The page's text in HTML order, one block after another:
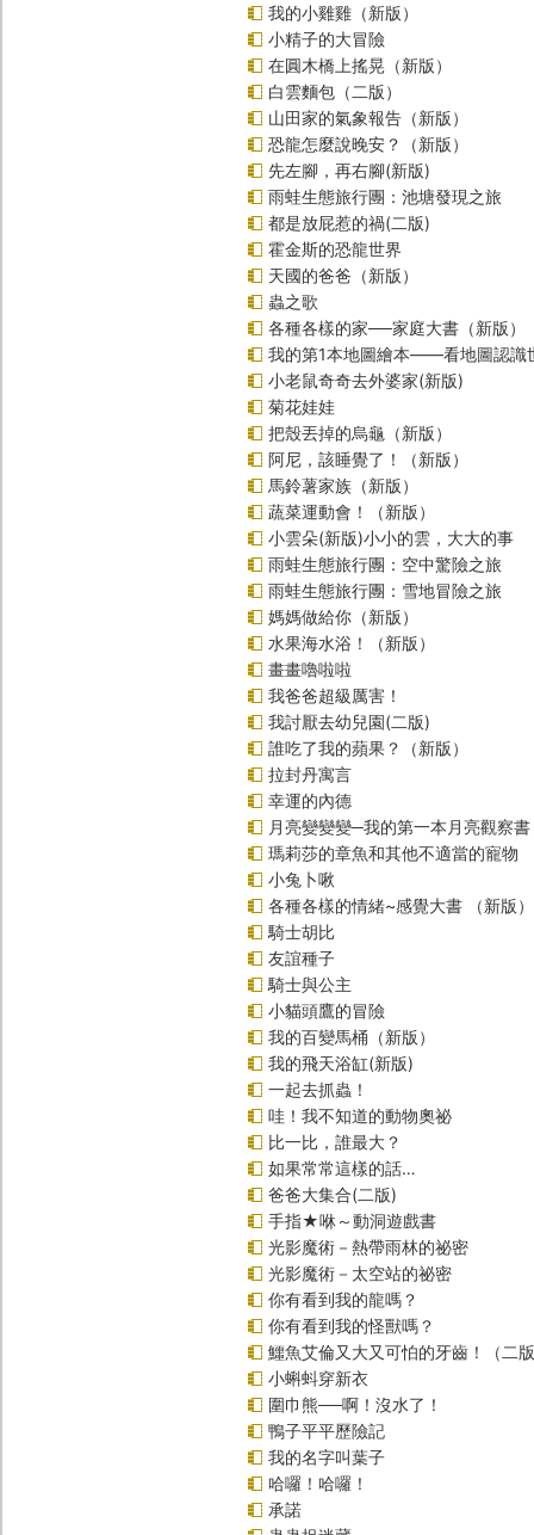
我的小雞雞（新版）
小精子的大冒險
在圓木橋上搖晃（新版）
白雲麵包（二版）
山田家的氣象報告（新版）
恐龍怎麼說晚安？（新版）
先左腳，再右腳(新版)
雨蛙生態旅行團：池塘發現之旅
都是放屁惹的禍(二版)
霍金斯的恐龍世界
天國的爸爸（新版）
蟲之歌
各種各樣的家──家庭大書（新版）
我的第1本地圖繪本――看地圖認識
小老鼠奇奇去外婆家(新版)
菊花娃娃
把殼丟掉的烏龜（新版）
阿尼，該睡覺了！（新版）
馬鈴薯家族（新版）
蔬菜運動會！（新版）
小雲朵(新版)小小的雲，大大的事
雨蛙生態旅行團：空中驚險之旅
雨蛙生態旅行團：雪地冒險之旅
媽媽做給你（新版）
水果海水浴！（新版）
畫畫嚕啦啦
我爸爸超級厲害！
我討厭去幼兒園(二版)
誰吃了我的蘋果？（新版）
拉封丹寓言
幸運的內德
月亮變變變─我的第一本月亮觀察書
瑪莉莎的章魚和其他不適當的寵物
小兔卜啾
各種各樣的情緒~感覺大書 （新版）
騎士胡比
友誼種子
騎士與公主
小貓頭鷹的冒險
我的百變馬桶（新版）
我的飛天浴缸(新版)
一起去抓蟲！
哇！我不知道的動物奧祕
比一比，誰最大？
如果常常這樣的話…
爸爸大集合(二版)
手指★咻～動洞遊戲書
光影魔術－熱帶雨林的祕密
光影魔術－太空站的祕密
你有看到我的龍嗎？
你有看到我的怪獸嗎？
鱷魚艾倫又大又可怕的牙齒！（二
小蝌蚪穿新衣
圍巾熊──啊！沒水了！
鴨子平平歷險記
我的名字叫葉子
哈囉！哈囉！
承諾